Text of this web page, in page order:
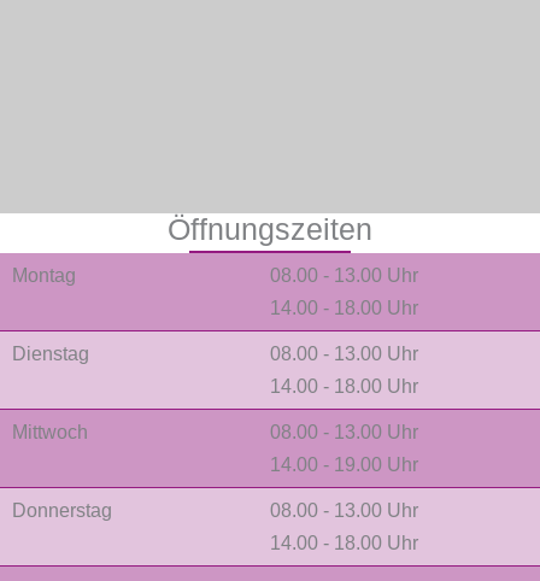
Öffnungszeiten
Montag
08.00 - 13.00 Uhr
14.00 - 18.00 Uhr
Dienstag
08.00 - 13.00 Uhr
14.00 - 18.00 Uhr
Mittwoch
08.00 - 13.00 Uhr
14.00 - 19.00 Uhr
Donnerstag
08.00 - 13.00 Uhr
14.00 - 18.00 Uhr